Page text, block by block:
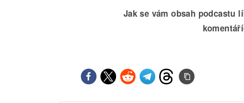
Jak se vám obsah podcastu